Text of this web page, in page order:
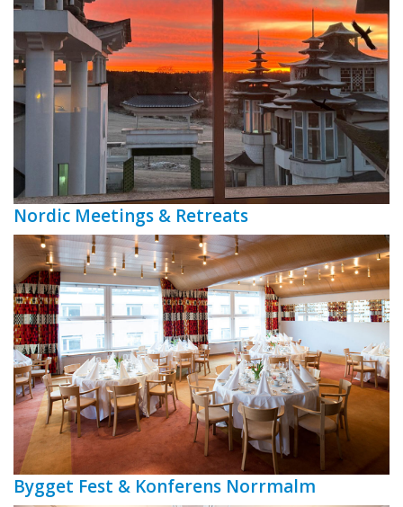
Nordic Meetings & Retreats
Bygget Fest & Konferens Norrmalm